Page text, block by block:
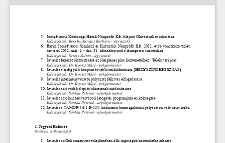
5.
Józsefvárosi Közösségi Házak Nonprofit Kft. Alapító Okiratának módosítása
Előterjesztő: Becskei-Kovács Barbara - ügyvezető
6.
Bárka Józsefvárosi Színházi és Kulturális Nonprofit Kft. 2012. évre vonatkozó üzleti
terve és 2012. máj. 1. - dec. 31. időszakra szóló támogatási szerződése
Előterjesztő: Seress Zoltán - ügyvezető
7.
Javaslat fedezet biztosítására az ideiglenes piac konténereihez / Teleki téri piac
Előterjesztő: Dr. Kocsis Máté - polgármester
8.
Javaslat a térfigyelő központ további működtetésére (HELYSZÍNI KIOSZTÁS)
Előterjesztő: Dr. Kocsis Máté - polgármester
9.
Javaslat intézményvezetői pályázati felhívás elfogadására
Előterjesztő: Dr. Kocsis Máté - polgármester
10. Javaslat az óvodák alapító okiratának módosítására
Előterjesztő: Sántha Péterné - alpolgármester
11. Javaslat az olasz testvérvárosi látogatás programjára és költségére
Előterjesztő: Sántha Péterné - alpolgármester
12. Javaslat a TÁMOP-5.6.1.B-12/1 kódszámú bűnmegelőzési pályázaton való részvételre
Előterjesztő: Sántha Péterné - alpolgármester
2. Jegyzői Kabinet
(írásbeli előterjesztés)
1.
Javaslat az Önkormányzat tulajdonában álló ingóságok használatba adására